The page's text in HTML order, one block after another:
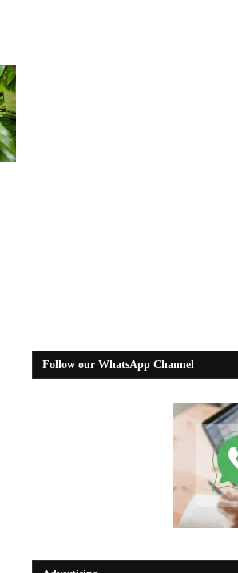
Follow our WhatsApp Channel